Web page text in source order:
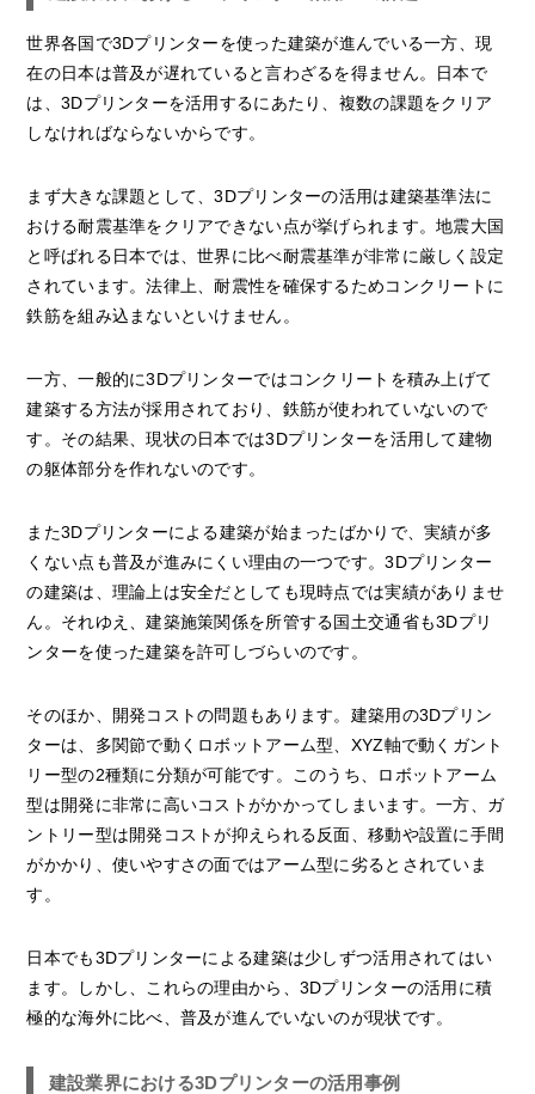
世界各国で3Dプリンターを使った建築が進んでいる一方、現
在の日本は普及が遅れていると言わざるを得ません。日本で
は、3Dプリンターを活用するにあたり、複数の課題をクリア
しなければならないからです。
まず大きな課題として、3Dプリンターの活用は建築基準法に
おける耐震基準をクリアできない点が挙げられます。地震大国
と呼ばれる日本では、世界に比べ耐震基準が非常に厳しく設定
されています。法律上、耐震性を確保するためコンクリートに
鉄筋を組み込まないといけません。
一方、一般的に3Dプリンターではコンクリートを積み上げて
建築する方法が採用されており、鉄筋が使われていないので
す。その結果、現状の日本では3Dプリンターを活用して建物
の躯体部分を作れないのです。
また3Dプリンターによる建築が始まったばかりで、実績が多
くない点も普及が進みにくい理由の一つです。3Dプリンター
の建築は、理論上は安全だとしても現時点では実績がありませ
ん。それゆえ、建築施策関係を所管する国土交通省も3Dプリ
ンターを使った建築を許可しづらいのです。
そのほか、開発コストの問題もあります。建築用の3Dプリン
ターは、多関節で動くロボットアーム型、XYZ軸で動くガント
リー型の2種類に分類が可能です。このうち、ロボットアーム
型は開発に非常に高いコストがかかってしまいます。一方、ガ
ントリー型は開発コストが抑えられる反面、移動や設置に手間
がかかり、使いやすさの面ではアーム型に劣るとされていま
す。
日本でも3Dプリンターによる建築は少しずつ活用されてはい
ます。しかし、これらの理由から、3Dプリンターの活用に積
極的な海外に比べ、普及が進んでいないのが現状です。
建設業界における3Dプリンターの活用事例